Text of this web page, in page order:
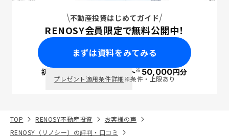
不動産投資はじめてガイド
RENOSY会員限定で無料公開中！
まずは資料をみてみる
初回面談で ポイント※50,000円分
プレゼント適用条件詳細※条件・上限あり
TOP RENOSY不動産投資
お客様の声
RENOSY（リノシー）の評判・口コミ